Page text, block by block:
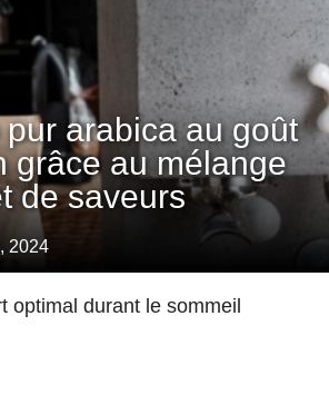
arabica au goût
grâce au mélange
de saveurs
2024
optimal durant le sommeil